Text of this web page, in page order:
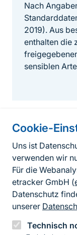
Cookie-
Uns ist
verwenden wir
Für die
etracker GmbH (
Datenschutz
unserer
Technisch
Nach
2019). Aus
enthalten die
sensiblen